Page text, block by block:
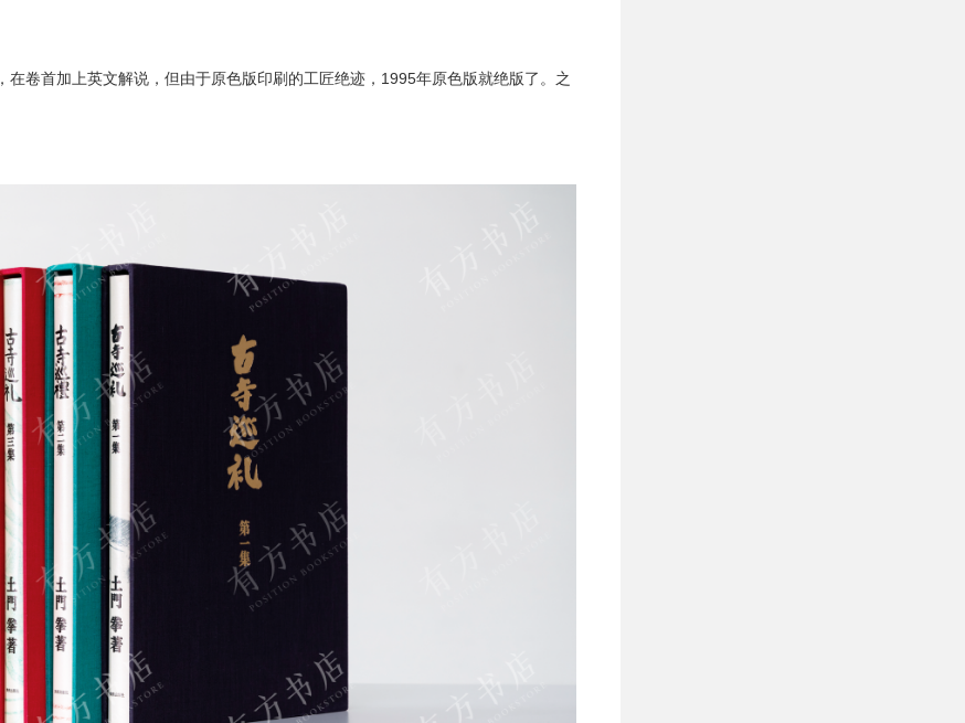
，在卷首加上英文解说，但由于原色版印刷的工匠绝迹，1995年原色版就绝版了。之